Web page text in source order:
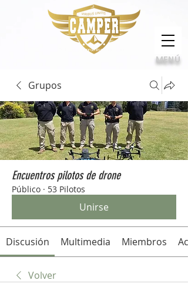
Calidad, compromiso e innovación
MENÚ
Grupos
Encuentros pilotos de drone
Público · 53 Pilotos
Unirse
Discusión Multimedia Miembros
Volver